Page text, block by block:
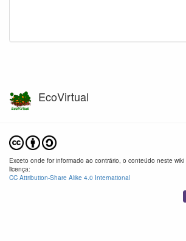
EcoVirtual
Exceto onde for informado ao contrário, o conteúdo neste
licença:
CC Attribution-Share Alike 4.0 International